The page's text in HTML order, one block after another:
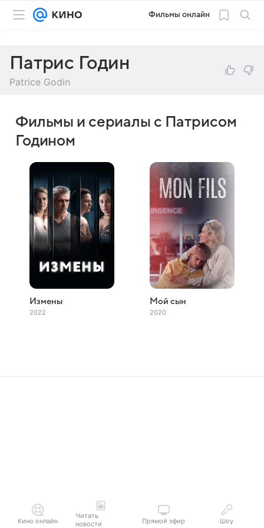
Фильмы онлайн
Патрис Годин
Patrice Godin
Фильмы и сериалы с Патрисом
Годином
Измены
2022
Мой сын
2020
Кино онлайн
Читать
новости
Прямой эфир Шоу